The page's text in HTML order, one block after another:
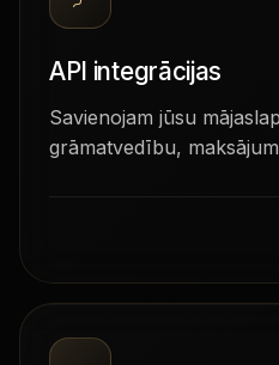
API integrācijas
Savienojam jūsu
grāmatvedību,